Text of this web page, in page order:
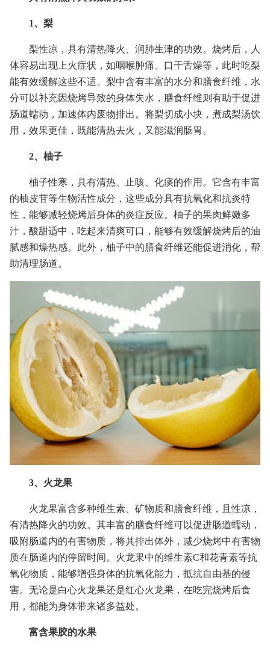
1、梨
梨性凉，具有清热降火、润肺生津的功效。烧烤后，人
体容易出现上火症状，如咽喉肿痛、口干舌燥等，此时吃梨
能有效缓解这些不适。梨中含有丰富的水分和膳食纤维，水
分可以补充因烧烤导致的身体失水，膳食纤维则有助于促进
肠道蠕动，加速体内废物排出。将梨切成小块，煮成梨汤饮
用，效果更佳，既能清热去火，又能滋润肠胃。
2、柚子
柚子性寒，具有清热、止咳、化痰的作用。它含有丰富
的柚皮苷等生物活性成分，这些成分具有抗氧化和抗炎特
性，能够减轻烧烤后身体的炎症反应。柚子的果肉鲜嫩多
汁，酸甜适中，吃起来清爽可口，能够有效缓解烧烤后的油
腻感和燥热感。此外，柚子中的膳食纤维还能促进消化，帮
助清理肠道。
3、火龙果
火龙果富含多种维生素、矿物质和膳食纤维，且性凉，
有清热降火的功效。其丰富的膳食纤维可以促进肠道蠕动，
吸附肠道内的有害物质，将其排出体外，减少烧烤中有害物
质在肠道内的停留时间。火龙果中的维生素C和花青素等抗
氧化物质，能够增强身体的抗氧化能力，抵抗自由基的侵
害。无论是白心火龙果还是红心火龙果，在吃完烧烤后食
用，都能为身体带来诸多益处。
富含果胶的水果